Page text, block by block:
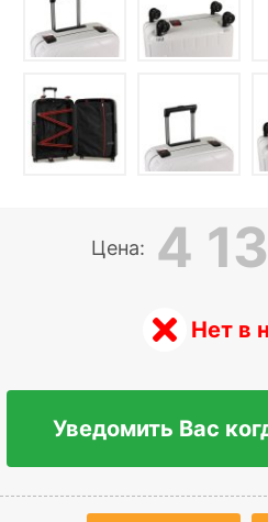
Цена: 4
Нет в
Уведомить Вас